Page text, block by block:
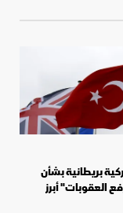
بريطانية بشأن
العقوبات" أبرز